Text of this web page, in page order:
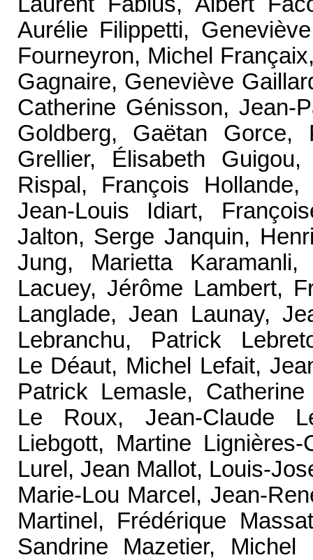
Aurélie Filippetti,
Fourneyron, Michel
Gagnaire, Geneviève
Catherine Génisson, Jean-
Goldberg, Gaëtan
Grellier, Élisabeth
Rispal, François
Jean-Louis Idiart,
Jalton, Serge Janquin,
Jung, Marietta Karamanli,
Lacuey, Jérôme Lambert,
Langlade, Jean Launay,
Lebranchu, Patrick
Le Déaut, Michel Lefait,
Patrick Lemasle,
Le Roux, Jean-Claude
Liebgott, Martine
Lurel, Jean Mallot, Louis-
Marie-Lou Marcel, Jean-
Martinel, Frédérique
Sandrine Mazetier,